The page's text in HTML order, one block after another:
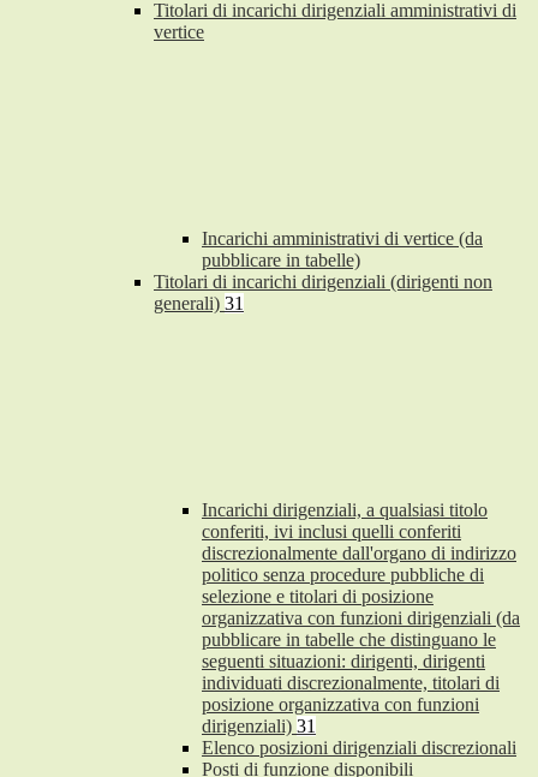
Titolari di incarichi dirigenziali amministrativi di
vertice
Incarichi amministrativi di vertice (da
pubblicare in tabelle)
Titolari di incarichi dirigenziali (dirigenti non
generali) 31
Incarichi dirigenziali, a qualsiasi titolo
conferiti, ivi inclusi quelli conferiti
discrezionalmente dall'organo di indirizzo
politico senza procedure pubbliche di
selezione e titolari di posizione
organizzativa con funzioni dirigenziali (da
pubblicare in tabelle che distinguano le
seguenti situazioni: dirigenti, dirigenti
individuati discrezionalmente, titolari di
posizione organizzativa con funzioni
dirigenziali) 31
Elenco posizioni dirigenziali discrezionali
Posti di funzione disponibili